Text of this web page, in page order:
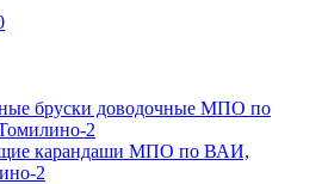
бруски доводочные МПО по
2
карандаши МПО по ВАИ,
2